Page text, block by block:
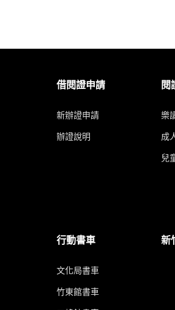
借閱證申請
新辦證申請
辦證說明
閱
樂
成
兒
行動書車
文化局書車
竹東館書車
新